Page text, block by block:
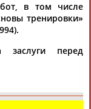
в том числе
тренировки»
заслуги перед